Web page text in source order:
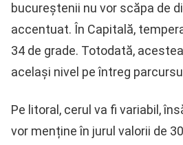
bucureștenii nu vor scăpa de
accentuat. În Capitală,
34 de grade. Totodată,
același nivel pe întreg
Pe litoral, cerul va fi variabil,
vor menține în jurul valorii de